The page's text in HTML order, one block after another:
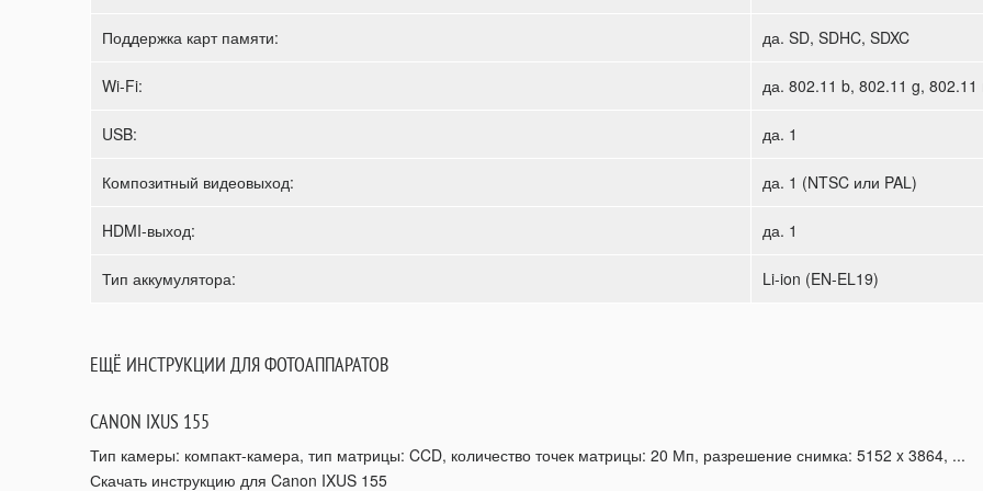
Поддержка карт памяти: да. SD, SDHC, SDXC
Wi-Fi: да. 802.11 b, 802.11 g, 802.11
USB: да. 1
Композитный видеовыход: да. 1 (NTSC или PAL)
HDMI-выход: да. 1
Тип аккумулятора: Li-ion (EN-EL19)
ЕЩЁ ИНСТРУКЦИИ ДЛЯ ФОТОАППАРАТОВ
CANON IXUS 155
Тип камеры: компакт-камера, тип матрицы: CCD, количество точек матрицы: 20 Мп, разрешение снимка: 5152 x 3864, ...
Скачать инструкцию для Canon IXUS 155